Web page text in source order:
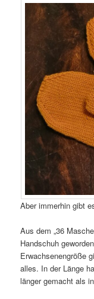
Aber immerhin gibt
Aus dem „36
Handschuh
Erwachsenengröße
alles. In der Länge
länger gemacht als